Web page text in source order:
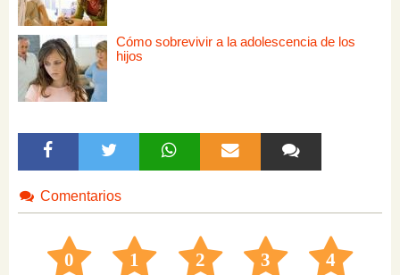
Cómo sobrevivir a la adolescencia de los
hijos
Comentarios
0 1 2 3 4